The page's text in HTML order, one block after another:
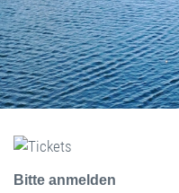
Bitte anmelden